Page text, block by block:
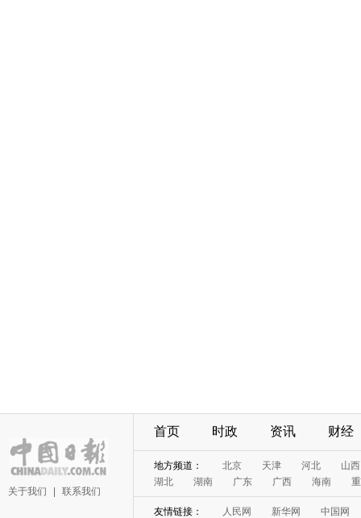
关于我们 联系我们
首页 时政 资讯 财经
地方频道： 北京 天津 河北
山西
湖北
湖南 广东 广西 海南
友情链接： 人民网 新华网
中国网